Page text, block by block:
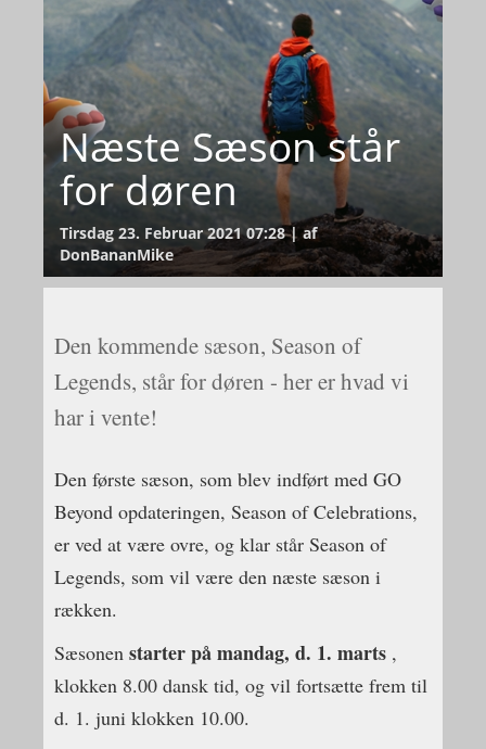
Næste Sæson står
for døren
Tirsdag 23. Februar 2021 07:28 | af
DonBananMike
Den kommende sæson, Season of
Legends, står for døren - her er hvad vi
har i vente!
Den første sæson, som blev indført med GO
Beyond opdateringen, Season of Celebrations,
er ved at være ovre, og klar står Season of
Legends, som vil være den næste sæson i
rækken.
Sæsonen starter på mandag, d. 1. marts ,
klokken 8.00 dansk tid, og vil fortsætte frem til
d. 1. juni klokken 10.00.